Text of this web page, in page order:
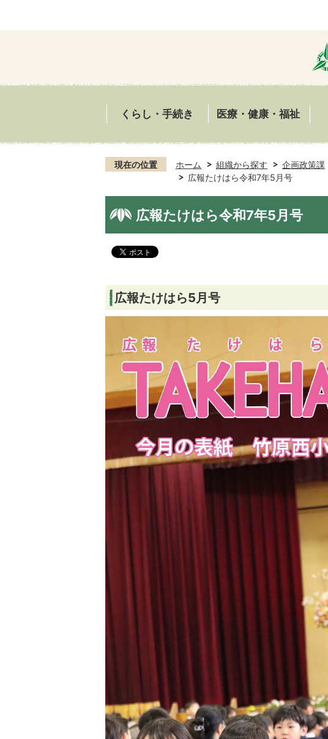
くらし・手続き 医療・健康・福祉
現在の位置 ホーム 組織から探す 企画政策課
広報たけはら令和7年5月号
広報たけはら令和7年5月号
広報たけはら5月号